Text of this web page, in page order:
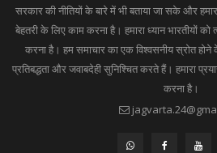
सरकार की नीतियों के बारे में भी बताया जा सके और
बेहतरी के लिए काम करना है। हमारा ध्यान भारतीयों को
करना है। हम समाचार का एक विश्वसनीय स्रोत होने
प्रतिबद्धता और जवाबदेही सुनिश्चित करते हैं। हमारा
करना है।